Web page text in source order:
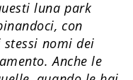
luna park
con
nomi dei
Anche le